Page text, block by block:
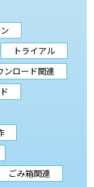
トライアル
ンロード関連
ごみ箱関連